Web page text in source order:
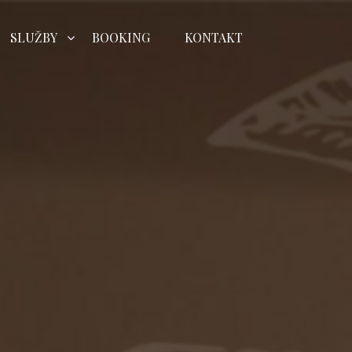
SLUŽBY BOOKING KONTAKT